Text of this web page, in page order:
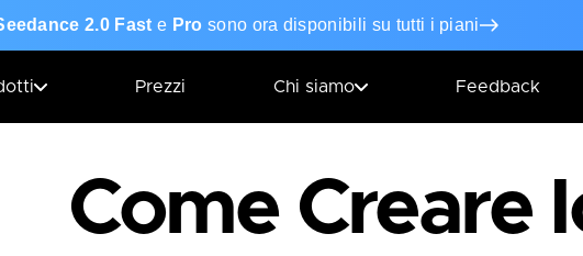
2.0 Fast e Pro sono ora disponibili su tutti i piani
Prezzi Chi siamo Feedback
Come Creare